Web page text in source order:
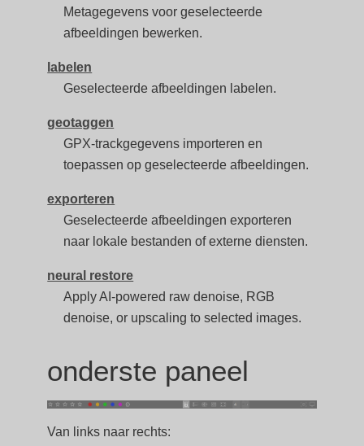
Metagegevens voor geselecteerde
afbeeldingen bewerken.
labelen
Geselecteerde afbeeldingen labelen.
geotaggen
GPX-trackgegevens importeren en
toepassen op geselecteerde afbeeldingen.
exporteren
Geselecteerde afbeeldingen exporteren
naar lokale bestanden of externe diensten.
neural restore
Apply AI-powered raw denoise, RGB
denoise, or upscaling to selected images.
onderste paneel
Van links naar rechts: